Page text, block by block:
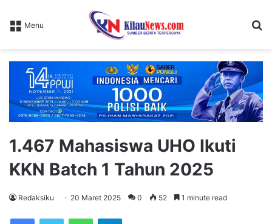
Menu
1.467 Mahasiswa UHO Ikuti
KKN Batch 1 Tahun 2025
Redaksiku 20 Maret 2025 0 52 1 minute read
WhatsAppTelegram